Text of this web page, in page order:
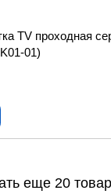
TV проходная
01)
еще 20